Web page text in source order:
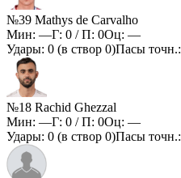
№39 Mathys de Carvalho
Мин: —Г: 0 / П: 0Оц: —
Удары: 0 (в створ 0)Пасы точн.:
№18 Rachid Ghezzal
Мин: —Г: 0 / П: 0Оц: —
Удары: 0 (в створ 0)Пасы точн.: